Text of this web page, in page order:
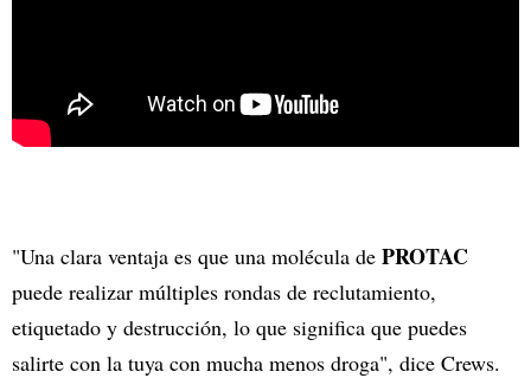
"Una clara ventaja es que una molécula de PROTAC
puede realizar múltiples rondas de reclutamiento,
etiquetado y destrucción, lo que significa que puedes
salirte con la tuya con mucha menos droga", dice Crews.